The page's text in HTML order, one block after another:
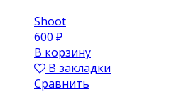
Shoot
600 ₽
В корзину
В закладки
Сравнить